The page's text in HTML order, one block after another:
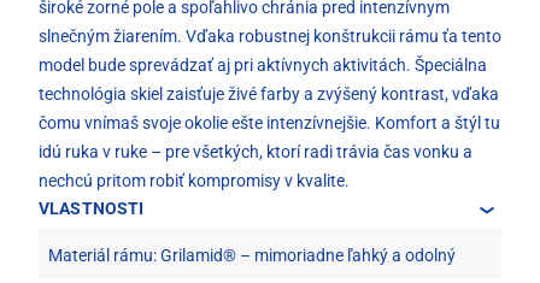
široké zorné pole a spoľahlivo chránia pred intenzívnym
slnečným žiarením. Vďaka robustnej konštrukcii rámu ťa tento
model bude sprevádzať aj pri aktívnych aktivitách. Špeciálna
technológia skiel zaisťuje živé farby a zvýšený kontrast, vďaka
čomu vnímaš svoje okolie ešte intenzívnejšie. Komfort a štýl tu
idú ruka v ruke – pre všetkých, ktorí radi trávia čas vonku a
nechcú pritom robiť kompromisy v kvalite.
VLASTNOSTI
Materiál rámu: Grilamid® – mimoriadne ľahký a odolný